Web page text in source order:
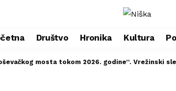
Društvo Hronika Kultura
mosta tokom 2026. godine”. Vrežinski